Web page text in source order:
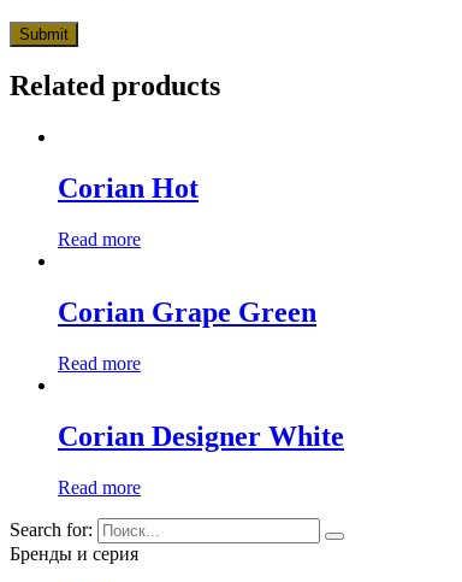
Related products
Corian Hot
Read more
Corian Grape Green
Read more
Corian Designer White
Read more
Search for:
Бренды и серия